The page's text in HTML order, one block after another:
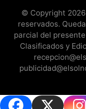
© Copyright 2026
reservados.
parcial del
Clasificados y